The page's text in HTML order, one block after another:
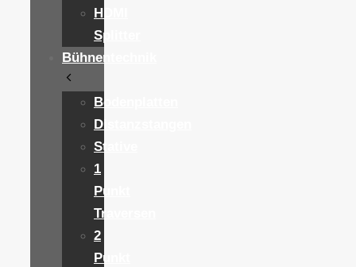
HDMI
Splitter
Bühnentechnik
Bodenplatten
Distanzstangen
Stative
1
Punkt
Traversen
2
Punkt